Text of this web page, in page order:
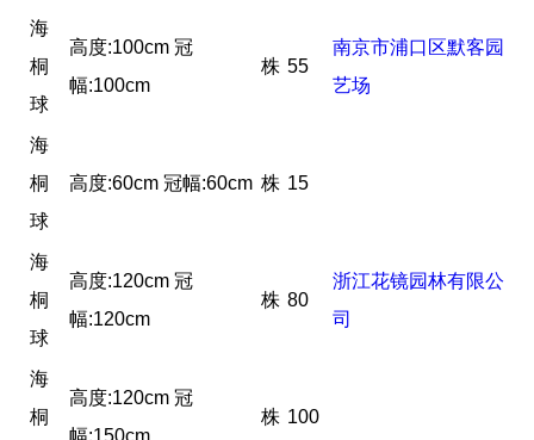
海
桐
球
高度:100cm 冠
幅:100cm
株 55
南京市浦口区默客园
艺场
海
桐
球
高度:60cm 冠幅:60cm 株 15
浙江花镜园林有限公
司
海
桐
球
高度:120cm 冠
幅:120cm
株 80
海
桐
高度:120cm 冠
株 100